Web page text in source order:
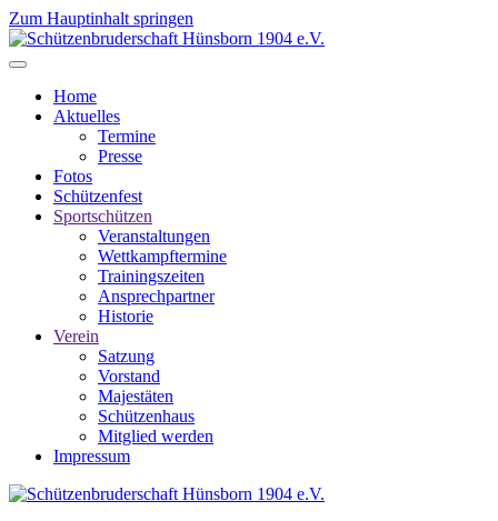
Zum Hauptinhalt springen
Home
Aktuelles
Termine
Presse
Fotos
Schützenfest
Sportschützen
Veranstaltungen
Wettkampftermine
Trainingszeiten
Ansprechpartner
Historie
Verein
Satzung
Vorstand
Majestäten
Schützenhaus
Mitglied werden
Impressum